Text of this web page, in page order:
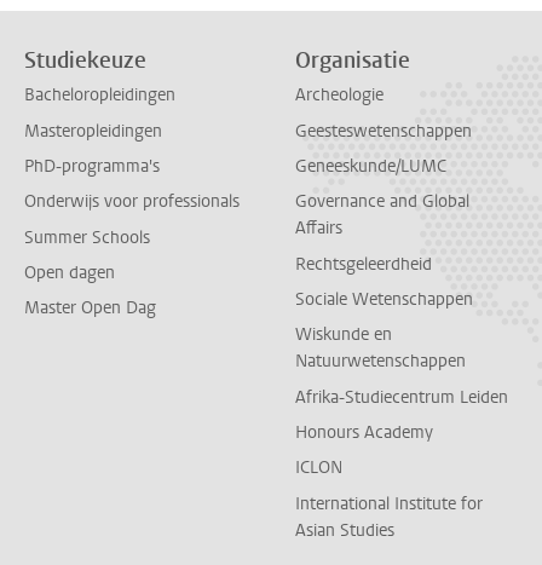
Studiekeuze
Bacheloropleidingen
Masteropleidingen
PhD-programma's
Onderwijs voor professionals
Summer Schools
Open dagen
Master Open Dag
Organisatie
Archeologie
Geesteswetenschappen
Geneeskunde/LUMC
Governance and Global
Affairs
Rechtsgeleerdheid
Sociale Wetenschappen
Wiskunde en
Natuurwetenschappen
Afrika-Studiecentrum Leiden
Honours Academy
ICLON
International Institute for
Asian Studies